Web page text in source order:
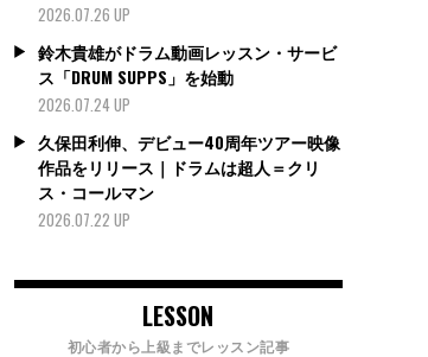
2026.07.26 UP
鈴木貴雄がドラム動画レッスン・サービ
ス「DRUM SUPPS」を始動
2026.07.24 UP
久保田利伸、デビュー40周年ツアー映像
作品をリリース｜ドラムは超人＝クリ
ス・コールマン
2026.07.22 UP
LESSON
初心者から上級までレッスン記事